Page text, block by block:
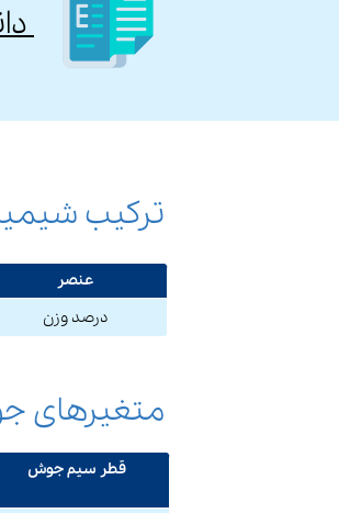
عنصر
درصد وزن
ترکیب
قطر سیم جوش
متغیرهای